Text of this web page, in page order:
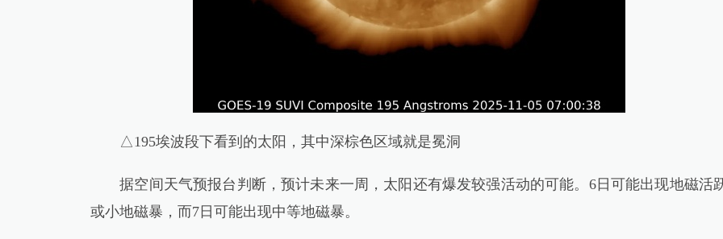
△195埃波段下看到的太阳，其中深棕色区域就是冕洞
据空间天气预报台判断，预计未来一周，太阳还有爆发较强活动的可能。6日可能出现地磁活
或小地磁暴，而7日可能出现中等地磁暴。